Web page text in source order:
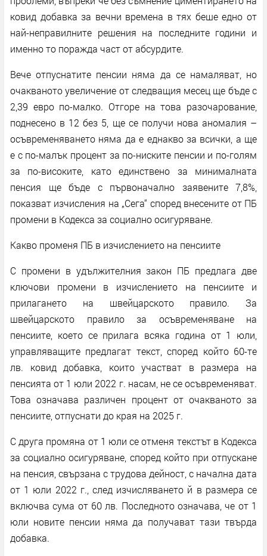
ковид добавка за вечни времена в тях беше едно от
най-неправилните решения на последните години и
именно то поражда част от абсурдите.
Вече отпуснатите пенсии няма да се намаляват, но
очакваното увеличение от следващия месец ще бъде с
2,39 евро по-малко. Отгоре на това разочарование,
поднесено в 12 без 5, ще се получи нова аномалия –
осъвременяването няма да е еднакво за всички, а ще
е с по-малък процент за по-ниските пенсии и по-голям
за по-високите, като единствено за минималната
пенсия ще бъде с първоначално заявените 7,8%,
показват изчисления на „Сега“ според внесените от ПБ
промени в Кодекса за социално осигуряване.
Какво променя ПБ в изчислението на пенсиите
С промени в удължителния закон ПБ предлага две
ключови промени в изчислението на пенсиите и
прилагането на швейцарското правило. За
швейцарското правило за осъвременяване на
пенсиите, което се прилага всяка година от 1 юли,
управляващите предлагат текст, според който 60-те
лв. ковид добавка, които участват в размера на
пенсията от 1 юли 2022 г. насам, не се осъвременяват.
Това означава различен процент от очакваното за
пенсиите, отпуснати до края на 2025 г.
С друга промяна от 1 юли се отменя текстът в Кодекса
за социално осигуряване, според който при отпускане
на пенсия, свързана с трудова дейност, с начална дата
от 1 юли 2022 г., след изчисляването й в размера се
включва сума от 60 лв. Последното означава, че от 1
юли новите пенсии няма да получават тази твърда
добавка.